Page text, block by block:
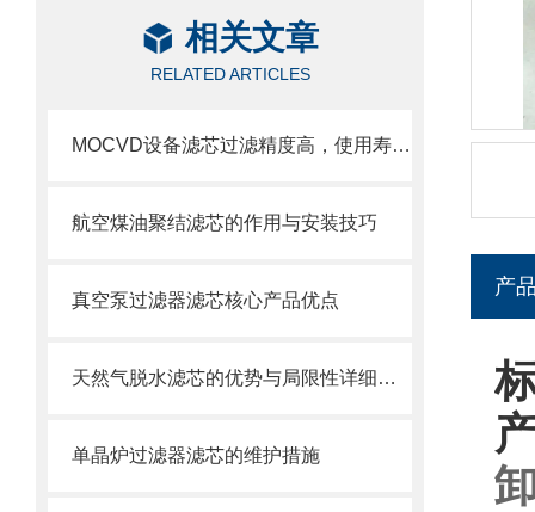
相关文章
RELATED ARTICLES
MOCVD设备滤芯过滤精度高，使用寿命长
航空煤油聚结滤芯的作用与安装技巧
真空泵过滤器滤芯核心产品优点
天然气脱水滤芯的优势与局限性详细分析
单晶炉过滤器滤芯的维护措施
产